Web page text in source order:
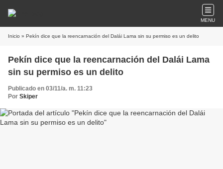
MENU
Inicio » Pekín dice que la reencarnación del Dalái Lama sin su permiso es un delito
Pekín dice que la reencarnación del Dalái Lama
sin su permiso es un delito
Publicado en 03/11/a. m. 11:23
Por Skiper